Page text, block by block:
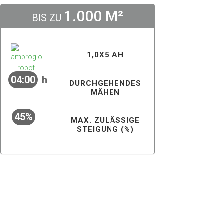
BIS ZU 1.000 M²
1,0X5 AH
04:00 h
DURCHGEHENDES
MÄHEN
45%
MAX. ZULÄSSIGE
STEIGUNG (%)